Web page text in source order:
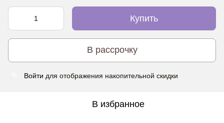
Купить
В рассрочку
Войти для отображения накопительной скидки
В избранное